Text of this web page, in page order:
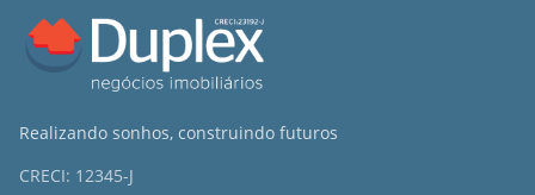
Realizando sonhos, construindo futuros
CRECI: 12345-J